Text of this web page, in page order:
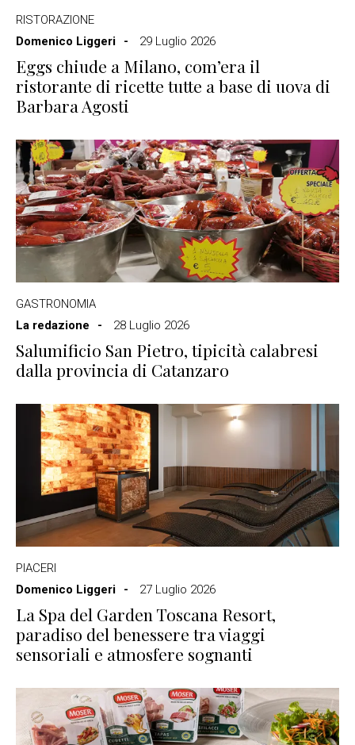
RISTORAZIONE
Domenico Liggeri
29 Luglio 2026
Eggs chiude a Milano, com’era il
ristorante di ricette tutte a base di uova di
Barbara Agosti
GASTRONOMIA
La redazione
28 Luglio 2026
Salumificio San Pietro, tipicità calabresi
dalla provincia di Catanzaro
PIACERI
Domenico Liggeri
27 Luglio 2026
La Spa del Garden Toscana Resort,
paradiso del benessere tra viaggi
sensoriali e atmosfere sognanti